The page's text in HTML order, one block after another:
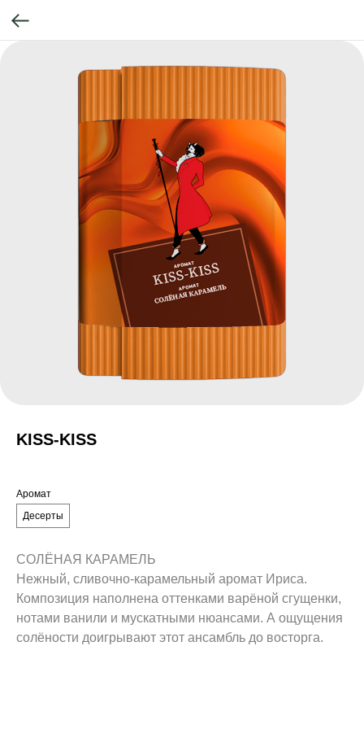
KISS-KISS
Аромат
Десерты
СОЛЁНАЯ КАРАМЕЛЬ
Нежный, сливочно-карамельный аромат Ириса.
Композиция наполнена оттенками варёной сгущенки,
нотами ванили и мускатными нюансами. А ощущения
солёности доигрывают этот ансамбль до восторга.